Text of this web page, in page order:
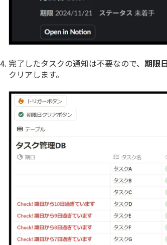
完了したタスクの通知は不要なので、期限
クリアします。